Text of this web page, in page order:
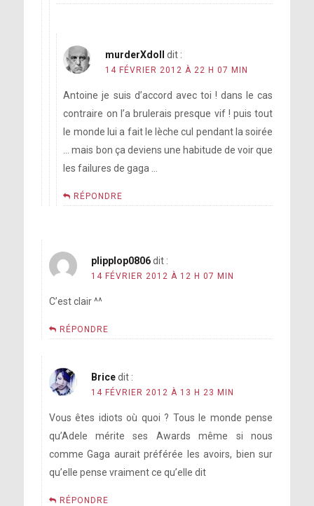
murderXdoll dit :
14 FÉVRIER 2012 À 22 H 07 MIN
Antoine je suis d’accord avec toi ! dans le cas
contraire on l’a brulerais presque vif ! puis tout
le monde lui a fait le lèche cul pendant la soirée
… mais bon ça deviens une habitude de voir que
les failures de gaga …
RÉPONDRE
plipplop0806 dit :
14 FÉVRIER 2012 À 12 H 07 MIN
C’est clair ^^
RÉPONDRE
Brice dit :
14 FÉVRIER 2012 À 13 H 23 MIN
Vous êtes idiots où quoi ? Tous le monde pense
qu’Adele mérite ses Awards même si nous
comme Gaga aurait préférée les avoirs, bien sur
qu’elle pense vraiment ce qu’elle dit
RÉPONDRE